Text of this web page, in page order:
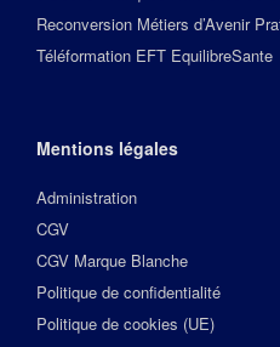
Reconversion Métiers d’Avenir
Téléformation EFT EquilibreSante
Mentions légales
Administration
CGV
CGV Marque Blanche
Politique de confidentialité
Politique de cookies (UE)